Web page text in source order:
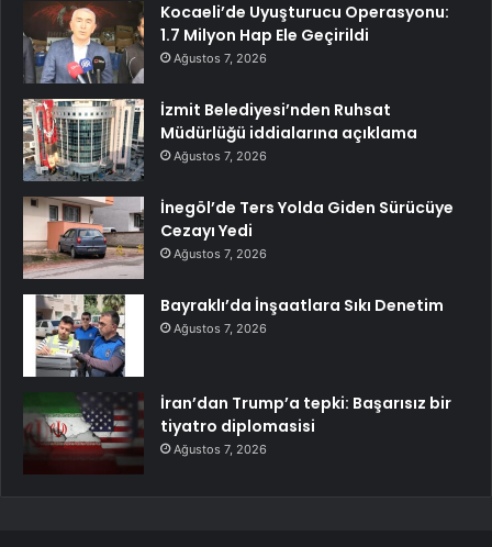
Kocaeli’de Uyuşturucu Operasyonu:
1.7 Milyon Hap Ele Geçirildi
Ağustos 7, 2026
İzmit Belediyesi’nden Ruhsat
Müdürlüğü iddialarına açıklama
Ağustos 7, 2026
İnegöl’de Ters Yolda Giden Sürücüye
Cezayı Yedi
Ağustos 7, 2026
Bayraklı’da İnşaatlara Sıkı Denetim
Ağustos 7, 2026
İran’dan Trump’a tepki: Başarısız bir
tiyatro diplomasisi
Ağustos 7, 2026